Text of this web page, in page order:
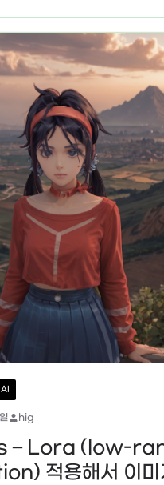
hig
– Lora (low-
적용해서 이미